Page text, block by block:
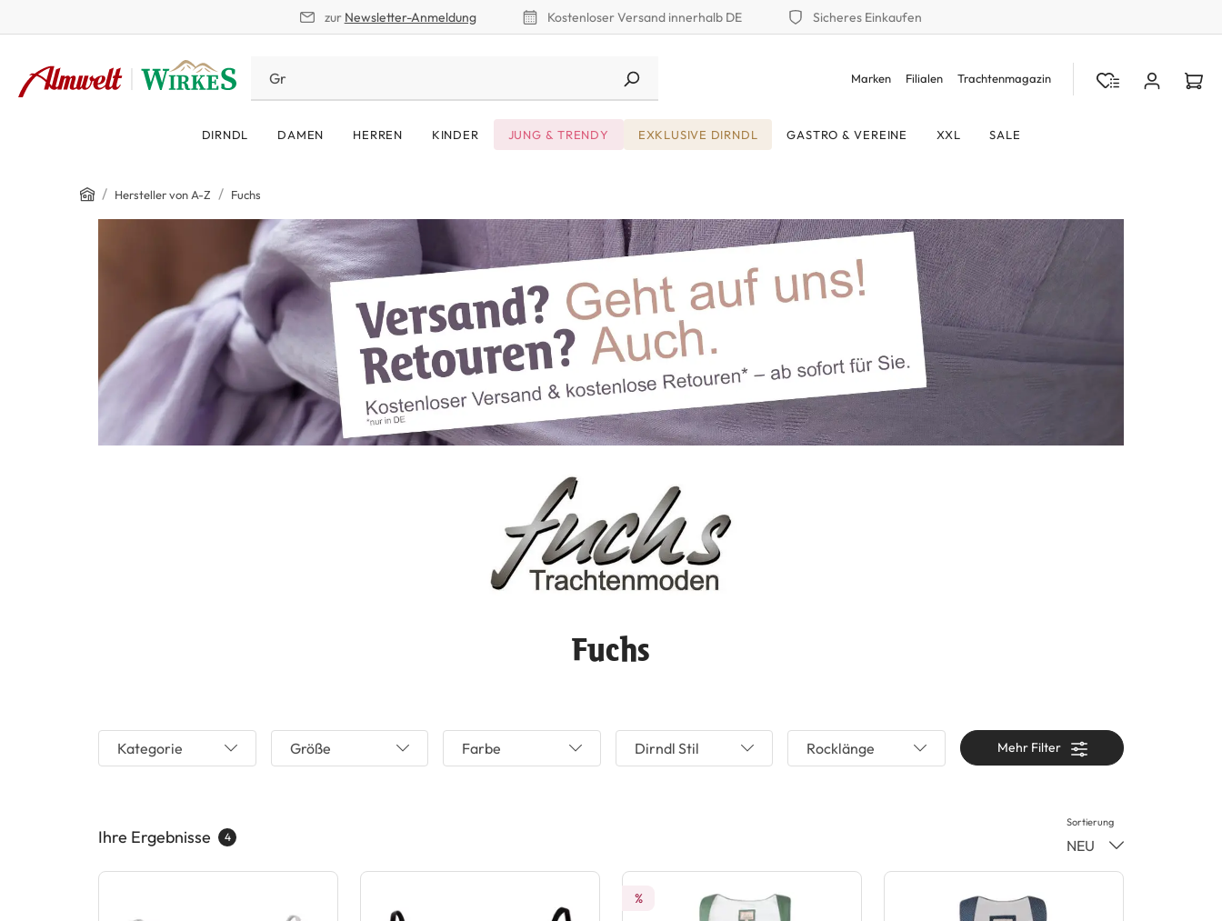
zur Newsletter-Anmeldung Kostenloser Versand innerhalb DE Sicheres Einkaufen
Marken Filialen Trachtenmagazin
DIRNDL DAMEN HERREN KINDER JUNG & TRENDY EXKLUSIVE DIRNDL GASTRO & VEREINE XXL SALE
/ Hersteller von A-Z / Fuchs
Fuchs
Kategorie Größe Farbe Dirndl Stil Rocklänge Mehr Filter
Ihre Ergebnisse 4
Sortierung
NEU
%